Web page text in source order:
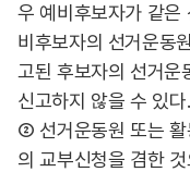
우 예비후보자가 같은
비후보자의 선거운동
고된 후보자의 선거운
신고하지 않을 수 있다.
② 선거운동원 또는 활
의 교부신청을 겸한